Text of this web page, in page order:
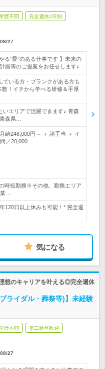
歴不問 完全週休2日制
27
る“愛”のある仕事です 】未来の
画等のご提案をお任せします♪
でいる方・ブランクがある方も
！イチから学べる研修＆手厚
いエリアで活躍できます♪ 青森
森県…
給248,000円～ ＋ 諸手当 ＋ イ
／20,000…
時短勤務※その他、勤務エリア
…
120日以上休みも可能！* 完全週
気になる
想のキャリアを叶える◎完全週休
ライダル・葬祭等)】未経験
歴不問 第二新卒歓迎
27